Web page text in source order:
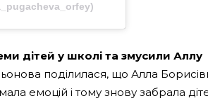
дітей у школі та змусили Аллу
поділилася, що Алла
емоцій і тому знову забрала